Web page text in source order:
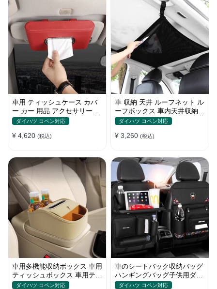
車用 ティッシュケース カバ
ー カー 用品 アクセサリー
PUレザー 革 箱 ティッシュ
便利グッズ 吊り下げ式 置き
ダイハツ コペン対応
¥ 4,620 (税込)
車 収納 天井 ルーフネット ル
ーフボックス 車内天井収納
荷物固定ネット車中泊 調整可
ダイハツ コペン対応
¥ 3,260 (税込)
車用多機能収納ボックス 車用
ティッシュボックス 車用ティ
ッシュケース 車載ホルダー
ダイハツ コペン対応
車のシートバック収納バッグ
ハンギングバッグ子供用ダイ
ニングテーブル車の背もたれ
ダイハツ コペン対応